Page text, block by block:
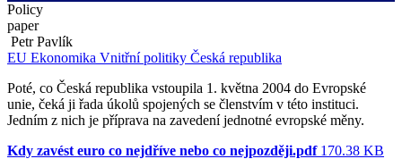
Policy
paper
Petr Pavlík
EU Ekonomika Vnitřní politiky Česká republika
Poté, co Česká republika vstoupila 1. května 2004 do Evropské
unie, čeká ji řada úkolů spojených se členstvím v této instituci.
Jedním z nich je příprava na zavedení jednotné evropské měny.
Kdy zavést euro co nejdříve nebo co nejpozději.pdf 170.38 KB